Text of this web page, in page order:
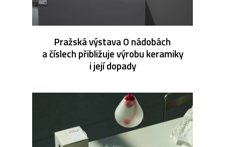
Pražská výstava O nádobách
a číslech přibližuje výrobu keramiky
i její dopady